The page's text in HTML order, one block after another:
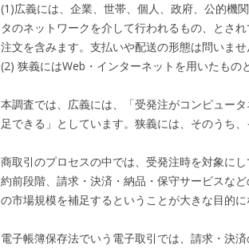
(1)広義には、企業、世帯、個人、政府、公的機
タのネットワークを介して行われるもの、とさ
注文を含みます。支払いや配送の形態は問いませ
(2) 狭義にはWeb・インターネットを用いたもの
本調査では、広義には、「受発注がコンピュー
足できる」としています。狭義には、そのうち
商取引のプロセスの中では、受発注時を対象に
約前段階、請求・決済・納品・保守サービスな
の市場規模を補足するということが大きな目的に
電子帳簿保存法でいう電子取引では、請求・決